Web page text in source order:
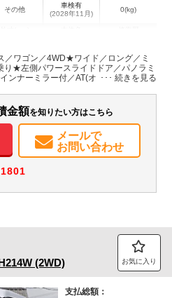
その他
車検有
(2028年11月)
0(kg)
W:1,880
H:2,100
無
ウ ABS エアバッグ
集中ドアロック
む） メンテナンスノート（保証書）
ワゴン／4WD★ワイド／ロング／ミ
り★左側パワースライドドア／パノラミ
ンナーミラー付／AT(オートマ)車／ガ
金額を知りたい方はこちら
メールで
お問い合わせ
(2WD) お気に入り
支払総額：